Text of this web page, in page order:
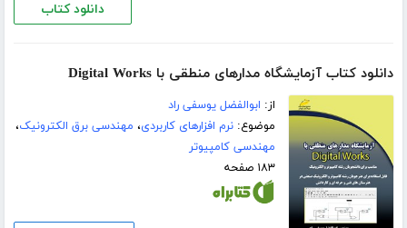
دانلود کتاب
دانلود کتاب آزمایشگاه مدارهای منطقی با Digital Works
از: ابوالفضل یوسفی راد
موضوع:نرم افزارهای کاربردی، مهندسی برق الکترونیک،
مهندسی کامپیوتر
۱۸۳ صفحه